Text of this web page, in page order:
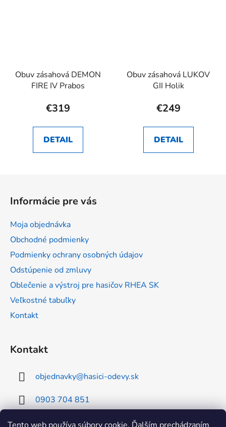
Obuv zásahová DEMON
FIRE IV Prabos
€319
DETAIL
Obuv zásahová LUKOV
GII Holik
€249
DETAIL
Informácie pre vás
Moja objednávka
Obchodné podmienky
Podmienky ochrany osobných údajov
Odstúpenie od zmluvy
Oblečenie a výstroj pre hasičov RHEA SK
Veľkostné tabuľky
Kontakt
Kontakt
objednavky@hasici-odevy.sk
0903 704 851
0902 856 674